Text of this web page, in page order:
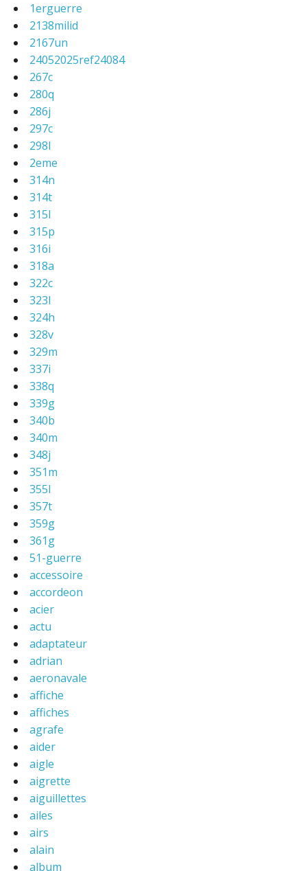
1erguerre
2138milid
2167un
24052025ref24084
267c
280q
286j
297c
298l
2eme
314n
314t
315l
315p
316i
318a
322c
323l
324h
328v
329m
337i
338q
339g
340b
340m
348j
351m
355l
357t
359g
361g
51-guerre
accessoire
accordeon
acier
actu
adaptateur
adrian
aeronavale
affiche
affiches
agrafe
aider
aigle
aigrette
aiguillettes
ailes
airs
alain
album